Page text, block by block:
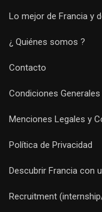
Lo mejor de Francia y
¿ Quiénes somos ?
Contacto
Condiciones
Menciones Legales y
Política de Privacidad
Descubrir Francia con
Recruitment